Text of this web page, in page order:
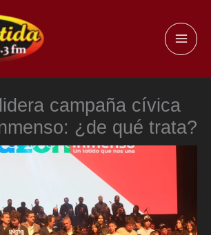
campaña cívica
¿de qué trata?